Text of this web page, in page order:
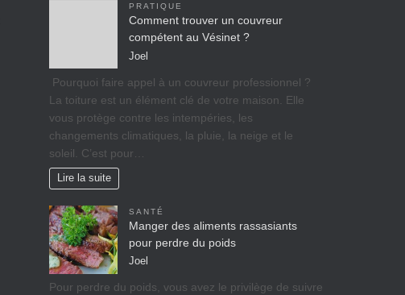
PRATIQUE
Comment trouver un couvreur
compétent au Vésinet ?
Joel
Pourquoi faire appel à un couvreur professionnel ?
La toiture est un élément clé de votre maison. Elle
vous protège contre les intempéries, les
changements climatiques, la pluie, la neige et le
soleil. C’est pour…
Lire la suite
SANTÉ
Manger des aliments rassasiants
pour perdre du poids
Joel
Pour perdre du poids, vous avez le privilège de suivre